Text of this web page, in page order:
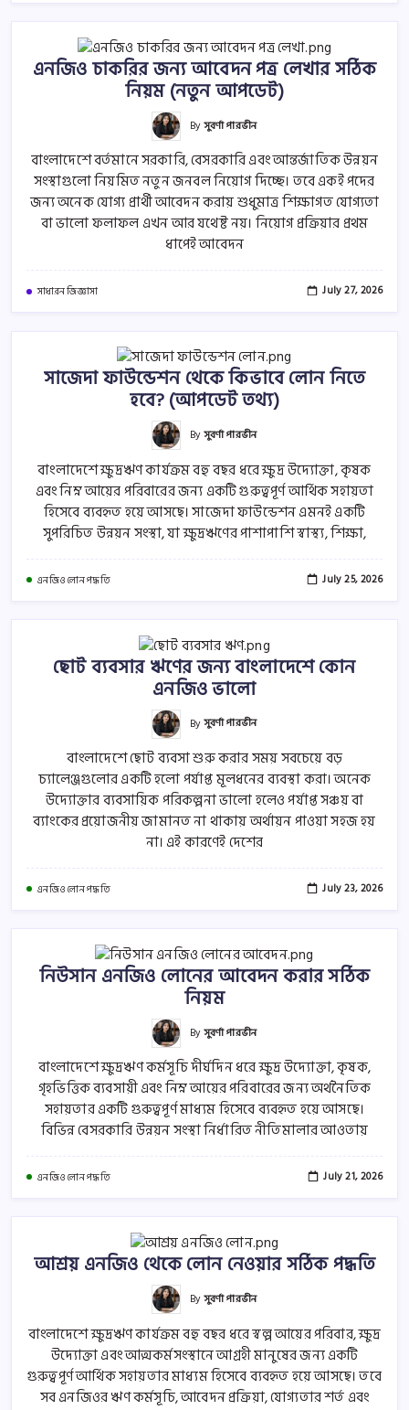
এনজিও চাকরির জন্য আবেদন পত্র লেখার সঠিক
নিয়ম (নতুন আপডেট)
Byসুবর্ণা পারভীন
বাংলাদেশে বর্তমানে সরকারি, বেসরকারি এবং আন্তর্জাতিক উন্নয়ন
সংস্থাগুলো নিয়মিত নতুন জনবল নিয়োগ দিচ্ছে। তবে একই পদের
জন্য অনেক যোগ্য প্রার্থী আবেদন করায় শুধুমাত্র শিক্ষাগত যোগ্যতা
বা ভালো ফলাফল এখন আর যথেষ্ট নয়। নিয়োগ প্রক্রিয়ার প্রথম
ধাপেই আবেদন
সাধারন জিজ্ঞাসা July 27, 2026
সাজেদা ফাউন্ডেশন থেকে কিভাবে লোন নিতে
হবে? (আপডেট তথ্য)
Byসুবর্ণা পারভীন
বাংলাদেশে ক্ষুদ্রঋণ কার্যক্রম বহু বছর ধরে ক্ষুদ্র উদ্যোক্তা, কৃষক
এবং নিম্ন আয়ের পরিবারের জন্য একটি গুরুত্বপূর্ণ আর্থিক সহায়তা
হিসেবে ব্যবহৃত হয়ে আসছে। সাজেদা ফাউন্ডেশন এমনই একটি
সুপরিচিত উন্নয়ন সংস্থা, যা ক্ষুদ্রঋণের পাশাপাশি স্বাস্থ্য, শিক্ষা,
এনজিও লোন পদ্ধতি July 25, 2026
ছোট ব্যবসার ঋণের জন্য বাংলাদেশে কোন
এনজিও ভালো
Byসুবর্ণা পারভীন
বাংলাদেশে ছোট ব্যবসা শুরু করার সময় সবচেয়ে বড়
চ্যালেঞ্জগুলোর একটি হলো পর্যাপ্ত মূলধনের ব্যবস্থা করা। অনেক
উদ্যোক্তার ব্যবসায়িক পরিকল্পনা ভালো হলেও পর্যাপ্ত সঞ্চয় বা
ব্যাংকের প্রয়োজনীয় জামানত না থাকায় অর্থায়ন পাওয়া সহজ হয়
না। এই কারণেই দেশের
এনজিও লোন পদ্ধতি July 23, 2026
নিউসান এনজিও লোনের আবেদন করার সঠিক
নিয়ম
Byসুবর্ণা পারভীন
বাংলাদেশে ক্ষুদ্রঋণ কর্মসূচি দীর্ঘদিন ধরে ক্ষুদ্র উদ্যোক্তা, কৃষক,
গৃহভিত্তিক ব্যবসায়ী এবং নিম্ন আয়ের পরিবারের জন্য অর্থনৈতিক
সহায়তার একটি গুরুত্বপূর্ণ মাধ্যম হিসেবে ব্যবহৃত হয়ে আসছে।
বিভিন্ন বেসরকারি উন্নয়ন সংস্থা নির্ধারিত নীতিমালার আওতায়
এনজিও লোন পদ্ধতি July 21, 2026
আশ্রয় এনজিও থেকে লোন নেওয়ার সঠিক পদ্ধতি
Byসুবর্ণা পারভীন
বাংলাদেশে ক্ষুদ্রঋণ কার্যক্রম বহু বছর ধরে স্বল্প আয়ের পরিবার, ক্ষুদ্র
উদ্যোক্তা এবং আত্মকর্মসংস্থানে আগ্রহী মানুষের জন্য একটি
গুরুত্বপূর্ণ আর্থিক সহায়তার মাধ্যম হিসেবে ব্যবহৃত হয়ে আসছে। তবে
সব এনজিওর ঋণ কর্মসূচি, আবেদন প্রক্রিয়া, যোগ্যতার শর্ত এবং